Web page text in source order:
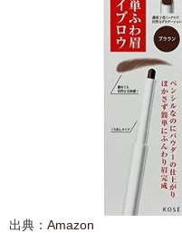
出典： Amazon